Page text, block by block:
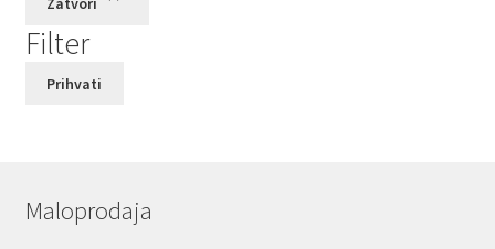
Filter
Prihvati
Maloprodaja